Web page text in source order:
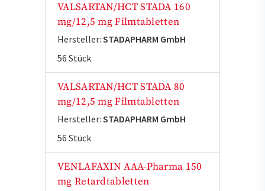
VALSARTAN/HCT STADA 160
mg/12,5 mg Filmtabletten
Hersteller: STADAPHARM GmbH
56 Stück
VALSARTAN/HCT STADA 80
mg/12,5 mg Filmtabletten
Hersteller: STADAPHARM GmbH
56 Stück
VENLAFAXIN AAA-Pharma 150
mg Retardtabletten